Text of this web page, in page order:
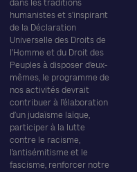
dans les traditions
humanistes et s’inspirant
de la Déclaration
Universelle des Droits de
l’Homme et du Droit des
Peuples à disposer d’eux-
mêmes, le programme de
nos activités devrait
contribuer à l’élaboration
d’un judaïsme laïque,
participer à la lutte
contre le racisme,
l’antisémitisme et le
fascisme, renforcer notre